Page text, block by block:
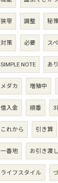
狭窄 調整 秘
対策 必要 ス
SIMPLE NOTE あ
メダカ 増殖中
借入金 順番 3
これから 引き算
一番地 お引き渡し
ライフスタイル